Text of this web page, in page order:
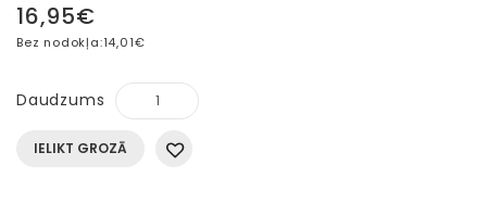
16,95€
Bez nodokļa:14,01€
Daudzums
IELIKT GROZĀ